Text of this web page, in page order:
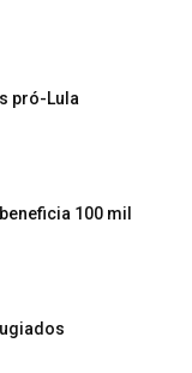
pró-Lula
100 mil